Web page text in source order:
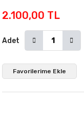
2.100,00 TL
Adet